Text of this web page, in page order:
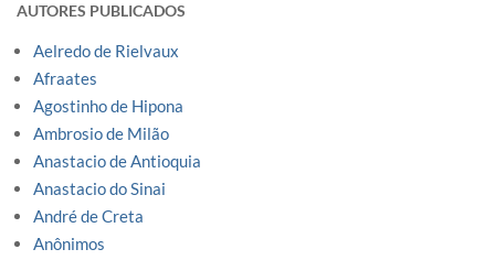
AUTORES PUBLICADOS
Aelredo de Rielvaux
Afraates
Agostinho de Hipona
Ambrosio de Milão
Anastacio de Antioquia
Anastacio do Sinai
André de Creta
Anônimos